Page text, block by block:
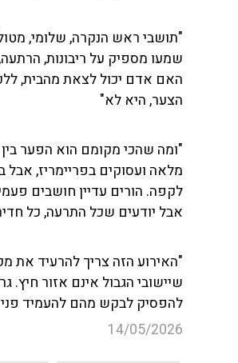
"תושבי ראש הנקרה, שלומי,
שמעו מספיק על ריבונות,
האם אדם יכול לצאת מהבית,
הצער, היא לא"
"ומה שהכי מקומם הוא הפער
מלאה ועסוקים בפריימריז, אבל
לקפה. הורים עדיין חושבים
אבל יודעים שכל התרעה, כל
"האירוע הזה צריך להרעיד את
שיישובי הגבול אינם אזור
להפסיק לבקש מהם להעמיד
14/05/2026